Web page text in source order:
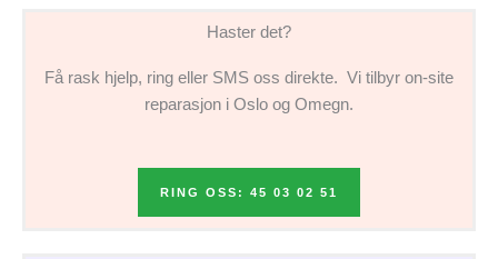
Haster det?
Få rask hjelp, ring eller SMS oss direkte. Vi tilbyr on-site
reparasjon i Oslo og Omegn.
RING OSS: 45 03 02 51